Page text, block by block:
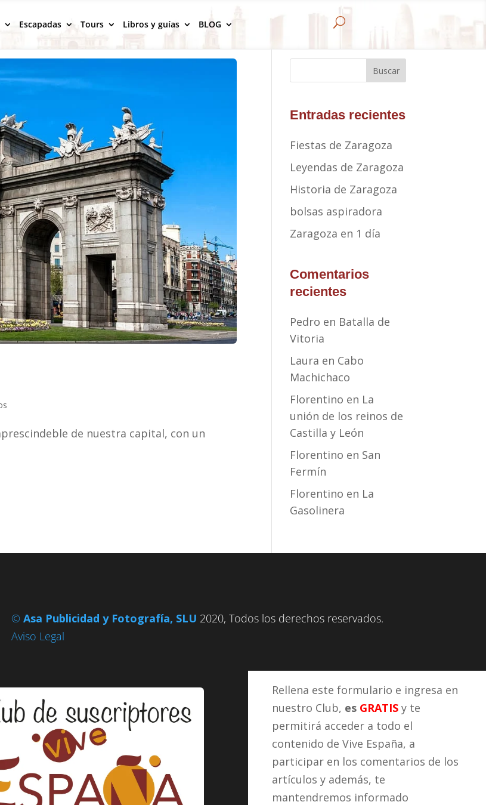
Escapadas Tours Libros y guías BLOG U
de nuestra capital, con un
Buscar
Entradas recientes
Fiestas de Zaragoza
Leyendas de Zaragoza
Historia de Zaragoza
bolsas aspiradora
Zaragoza en 1 día
Comentarios
recientes
Pedro en Batalla de
Vitoria
Laura en Cabo
Machichaco
Florentino en La
unión de los reinos de
Castilla y León
Florentino en San
Fermín
Florentino en La
Gasolinera
©Asa Publicidad y Fotografía, SLU 2020, Todos los derechos reservados.
Aviso Legal
Rellena este formulario e ingresa en
nuestro Club, es GRATIS y te
permitirá acceder a todo el
contenido de Vive España, a
participar en los comentarios de los
artículos y además, te
mantendremos informado